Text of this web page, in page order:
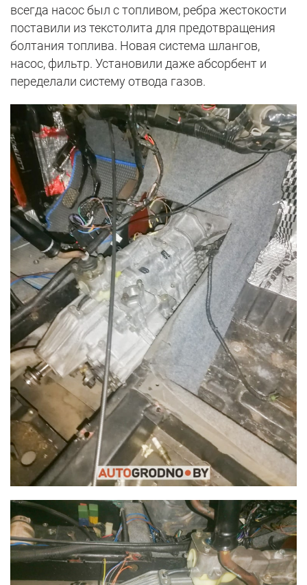
всегда насос был с топливом, ребра жестокости
поставили из текстолита для предотвращения
болтания топлива. Новая система шлангов,
насос, фильтр. Установили даже абсорбент и
переделали систему отвода газов.